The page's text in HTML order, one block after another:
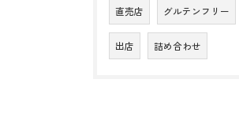
直売店 グルテンフリー
出店 詰め合わせ